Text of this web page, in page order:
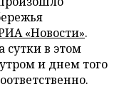
«Новости».
сутки в этом
и днем того